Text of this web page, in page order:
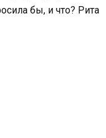
бы, и что? Рита